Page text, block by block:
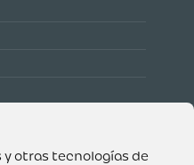
otras tecnologías de